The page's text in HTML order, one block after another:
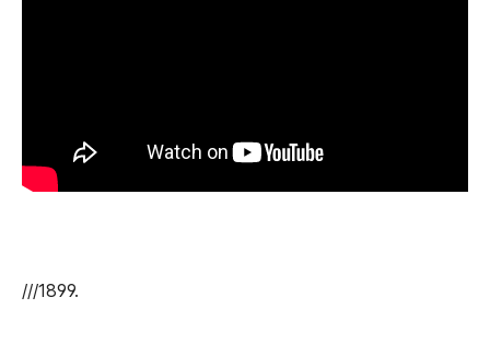
///1899.